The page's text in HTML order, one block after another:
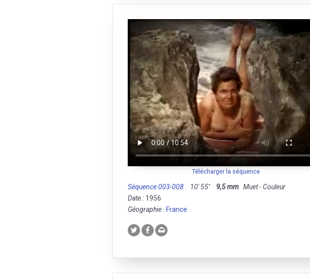
Télécharger la séquence
Séquence 003-008 10' 55'' 9,5 mm Muet - Couleur
Date : 1956
Géographie : France